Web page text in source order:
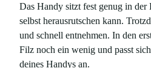
r
o
M
e
Das Handy sitzt fest genug in der
selbst herausrutschen kann.
und schnell entnehmen. In den
Filz noch ein wenig und passt
deines Handys an.